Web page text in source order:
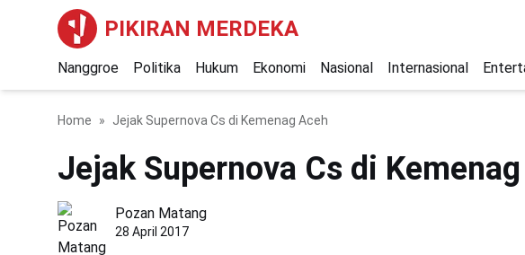
PIKIRAN MERDEKA
Nanggroe Politika Hukum Ekonomi Nasional Internasional
Home Jejak Supernova Cs di Kemenag Aceh
Jejak Supernova Cs di
Pozan Matang
28 April 2017